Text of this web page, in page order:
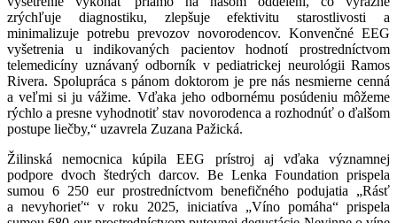
zrýchľuje diagnostiku, zlepšuje efektivitu starostlivosti a
minimalizuje potrebu prevozov novorodencov. Konvenčné EEG
vyšetrenia u indikovaných pacientov hodnotí prostredníctvom
telemedicíny uznávaný odborník v pediatrickej neurológii Ramos
Rivera. Spolupráca s pánom doktorom je pre nás nesmierne cenná
a veľmi si ju vážime. Vďaka jeho odbornému posúdeniu môžeme
rýchlo a presne vyhodnotiť stav novorodenca a rozhodnúť o ďalšom
postupe liečby,“ uzavrela Zuzana Pažická.
Žilinská nemocnica kúpila EEG prístroj aj vďaka významnej
podpore dvoch štedrých darcov. Be Lenka Foundation prispela
sumou 6 250 eur prostredníctvom benefičného podujatia „Rásť
a nevyhorieť“ v roku 2025, iniciatíva „Víno pomáha“ prispela